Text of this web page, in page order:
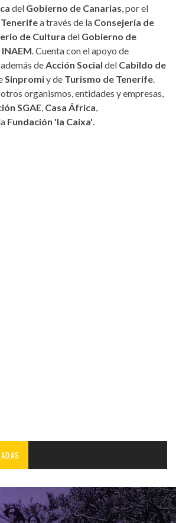
del Gobierno de Canarias, por el
a través de la Consejería de
de Cultura del Gobierno de
INAEM. Cuenta con el apoyo de
además deAcción Social del Cabildo de
Sinpromiy de Turismo de Tenerife.
organismos, entidades y empresas,
SGAE, Casa África,
Fundación 'la Caixa'.